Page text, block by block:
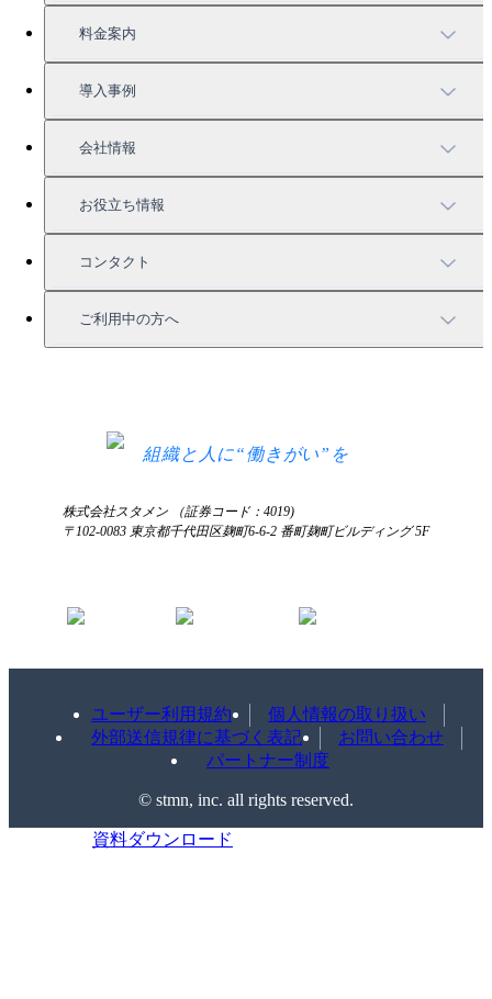
TUNAGの特徴
機能一覧
充実したサポート
料金案内
料金案内
導入事例
導入事例
活用方法
会社情報
会社情報
お役立ち情報
お役立ち資料一覧
セミナー情報
コンタクト
サービス資料請求
ご利用中の方へ
組織と人に“働きがい”を
株式会社スタメン （証券コード：4019)
〒102-0083 東京都千代田区麹町6-6-2 番町麹町ビルディング 5F
ユーザー利用規約
個人情報の取り扱い
外部送信規律に基づく表記
お問い合わせ
パートナー制度
©️ stmn, inc. all rights reserved.
資料ダウンロード